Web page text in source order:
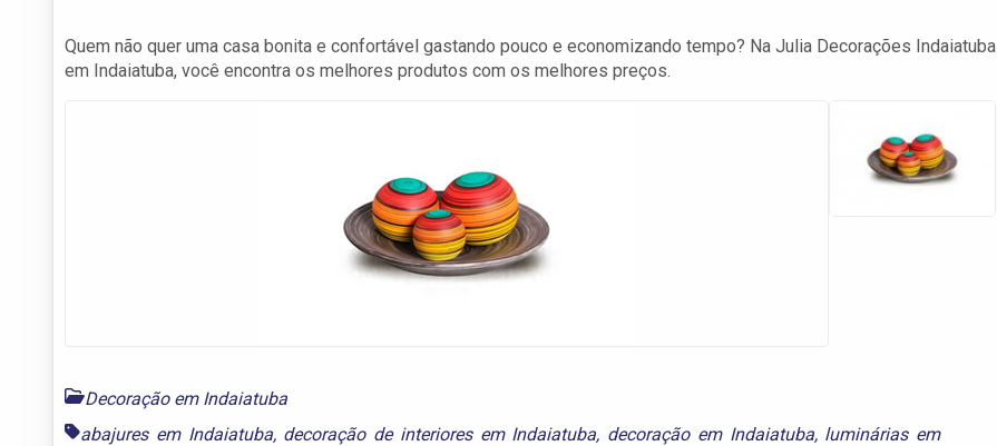
Quem não quer uma casa bonita e confortável gastando pouco e economizando tempo? Na Julia Decorações Indaiatuba
em Indaiatuba, você encontra os melhores produtos com os melhores preços.
Decoração em Indaiatuba
abajures em Indaiatuba, decoração de interiores em Indaiatuba, decoração em Indaiatuba, luminárias em